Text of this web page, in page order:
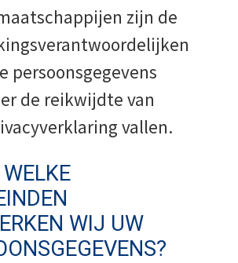
zijn de
persoonsgegevens
de reikwijdte van
vallen.
WIJ UW